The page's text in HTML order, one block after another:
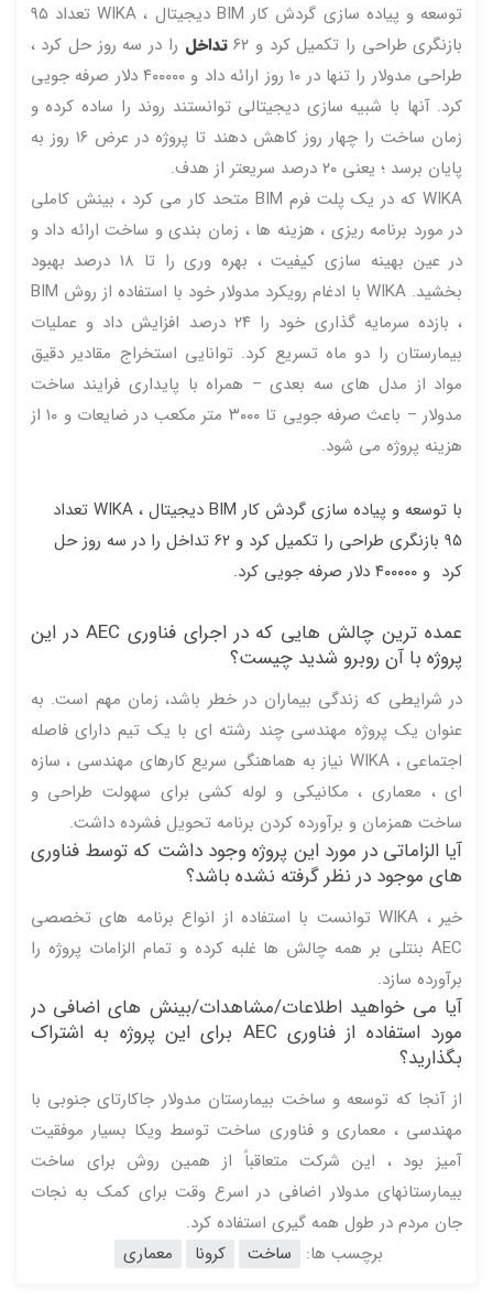
توسعه و پیاده سازی گردش کار BIM دیجیتال ، WIKA تعداد ۹۵
بازنگری طراحی را تکمیل کرد و ۶۲
تداخل را در سه روز حل کرد ،
طراحی مدولار را تنها در ۱۰ روز ارائه داد و ۴۰۰۰۰۰ دلار صرفه جویی
کرد. آنها با شبیه سازی دیجیتالی توانستند روند را ساده کرده و
زمان ساخت را چهار روز کاهش دهند تا پروژه در عرض ۱۶ روز به
پایان برسد ؛ یعنی ۲۰ درصد سریعتر از هدف.
WIKA که در یک پلت فرم BIM متحد کار می کرد ، بینش کاملی
در مورد برنامه ریزی ، هزینه ها ، زمان بندی و ساخت ارائه داد و
در عین بهینه سازی کیفیت ، بهره وری را تا ۱۸ درصد بهبود
بخشید. WIKA با ادغام رویکرد مدولار خود با استفاده از روش BIM
، بازده سرمایه گذاری خود را ۲۴ درصد افزایش داد و عملیات
بیمارستان را دو ماه تسریع کرد. توانایی استخراج مقادیر دقیق
مواد از مدل های سه بعدی – همراه با پایداری فرایند ساخت
مدولار – باعث صرفه جویی تا ۳۰۰۰ متر مکعب در ضایعات و ۱۰ از
هزینه پروژه می شود.
با توسعه و پیاده سازی گردش کار BIM دیجیتال ، WIKA تعداد
۹۵ بازنگری طراحی را تکمیل کرد و ۶۲ تداخل را در سه روز حل
کرد و ۴۰۰۰۰۰ دلار صرفه جویی کرد.
عمده ترین چالش هایی که در اجرای فناوری AEC در این
پروژه با آن روبرو شدید چیست؟
در شرایطی که زندگی بیماران در خطر باشد، زمان مهم است. به
عنوان یک پروژه مهندسی چند رشته ای با یک تیم دارای فاصله
اجتماعی ، WIKA نیاز به هماهنگی سریع کارهای مهندسی ، سازه
ای ، معماری ، مکانیکی و لوله کشی برای سهولت طراحی و
ساخت همزمان و برآورده کردن برنامه تحویل فشرده داشت.
آیا الزاماتی در مورد این پروژه وجود داشت که توسط فناوری
های موجود در نظر گرفته نشده باشد؟
خیر ، WIKA توانست با استفاده از انواع برنامه های تخصصی
AEC بنتلی بر همه چالش ها غلبه کرده و تمام الزامات پروژه را
برآورده سازد.
آیا می خواهید اطلاعات/مشاهدات/بینش های اضافی در
مورد استفاده از فناوری AEC برای این پروژه به اشتراک
بگذارید؟
از آنجا که توسعه و ساخت بیمارستان مدولار جاکارتای جنوبی با
مهندسی ، معماری و فناوری ساخت توسط ویکا بسیار موفقیت
آمیز بود ، این شرکت متعاقباً از همین روش برای ساخت
بیمارستانهای مدولار اضافی در اسرع وقت برای کمک به نجات
جان مردم در طول همه گیری استفاده کرد.
برچسب ها:
ساخت کرونا معماری